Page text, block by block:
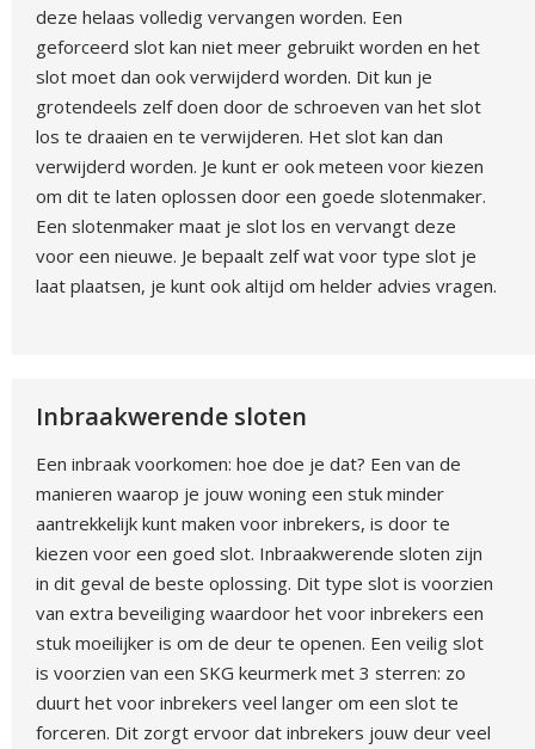
deze helaas volledig vervangen worden. Een
geforceerd slot kan niet meer gebruikt worden en het
slot moet dan ook verwijderd worden. Dit kun je
grotendeels zelf doen door de schroeven van het slot
los te draaien en te verwijderen. Het slot kan dan
verwijderd worden. Je kunt er ook meteen voor kiezen
om dit te laten oplossen door een goede slotenmaker.
Een slotenmaker maat je slot los en vervangt deze
voor een nieuwe. Je bepaalt zelf wat voor type slot je
laat plaatsen, je kunt ook altijd om helder advies vragen.
Inbraakwerende sloten
Een inbraak voorkomen: hoe doe je dat? Een van de
manieren waarop je jouw woning een stuk minder
aantrekkelijk kunt maken voor inbrekers, is door te
kiezen voor een goed slot. Inbraakwerende sloten zijn
in dit geval de beste oplossing. Dit type slot is voorzien
van extra beveiliging waardoor het voor inbrekers een
stuk moeilijker is om de deur te openen. Een veilig slot
is voorzien van een SKG keurmerk met 3 sterren: zo
duurt het voor inbrekers veel langer om een slot te
forceren. Dit zorgt ervoor dat inbrekers jouw deur veel